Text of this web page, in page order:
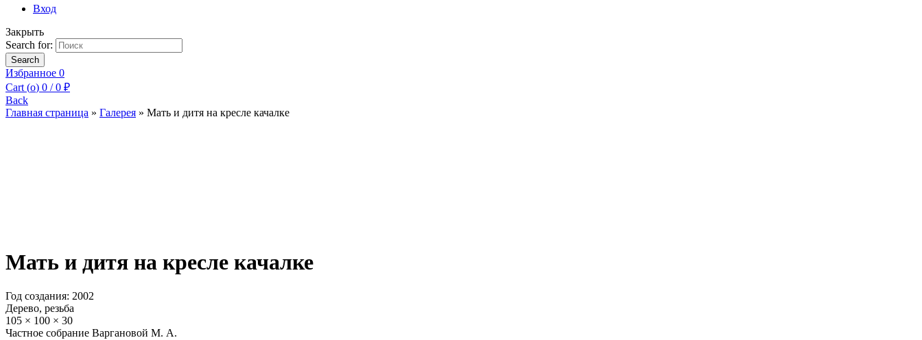
Вход
Закрыть
Search for:
Search
Избранное 0
Cart (o) 0 / 0 ₽
Back
Главная страница » Галерея » Мать и дитя на кресле качалке
Мать и дитя на кресле качалке
Год создания: 2002
Дерево, резьба
105 × 100 × 30
Частное собрание Варгановой М. А.